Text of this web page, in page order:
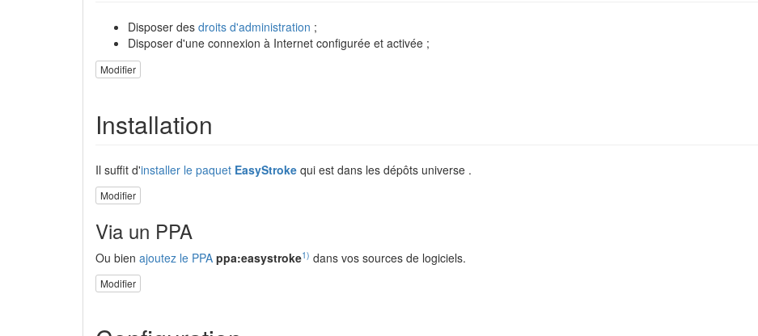
Disposer des droits d'administration ;
Disposer d'une connexion à Internet configurée et activée ;
Modifier
Installation
Il suffit d'installer le paquet EasyStroke qui est dans les dépôts universe .
Modifier
Via un PPA
Ou bien ajoutez le PPA ppa:easystroke1) dans vos sources de logiciels.
Modifier